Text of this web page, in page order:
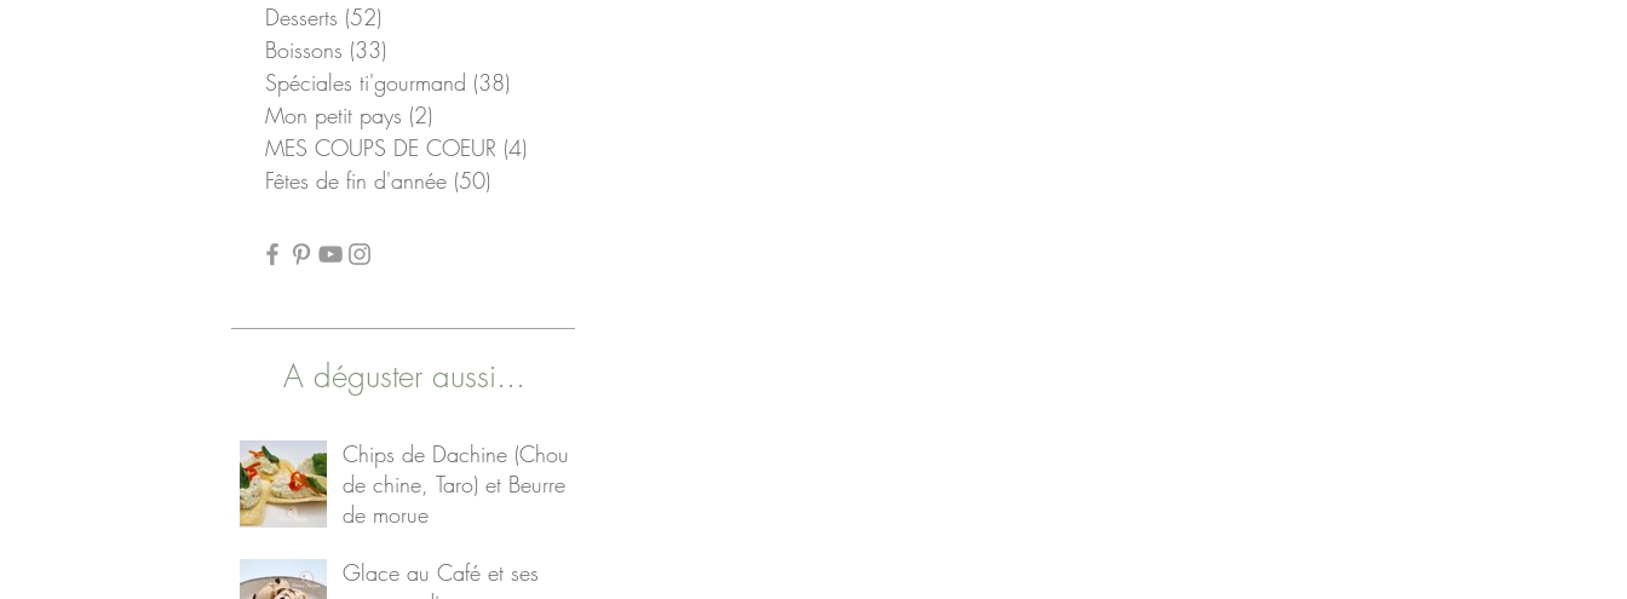
Desserts (52)
Boissons (33)
Spéciales ti'gourmand (38)
Mon petit pays (2)
MES COUPS DE COEUR (4)
Fêtes de fin d'année (50)
A déguster aussi...
Chips de Dachine (Chou
de chine, Taro) et Beurre
de morue
19 juin 2022
Glace au Café et ses